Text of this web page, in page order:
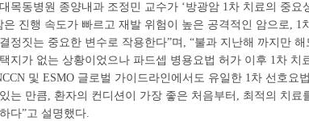
목동병원 종양내과 조정민 교수가 ‘방광암 1차 치료의 중요
은 진행 속도가 빠르고 재발 위험이 높은 공격적인 암으로, 1
정짓는 중요한 변수로 작용한다”며, “불과 지난해 까지만
지가 없는 상황이었으나 파드셉 병용요법 허가 이후 1차 치
및 ESMO 글로벌 가이드라인에서도 유일한 1차 선호요
는 만큼, 환자의 컨디션이 가장 좋은 처음부터, 최적의 치료
다”고 설명했다.